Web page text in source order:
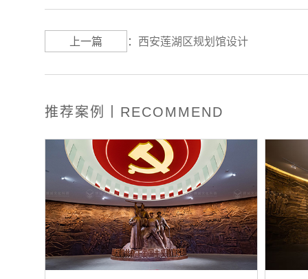
上一篇 ： 西安莲湖区规划馆设计
推荐案例丨RECOMMEND